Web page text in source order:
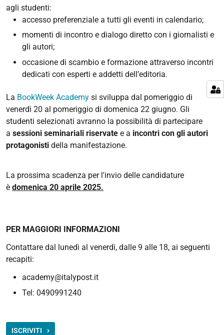
agli studenti:
accesso preferenziale a tutti gli eventi in calendario;
momenti di incontro e dialogo diretto con i giornalisti e
gli autori;
occasione di scambio e formazione attraverso incontri
dedicati con esperti e addetti dell’editoria.
La BookWeek Academy si sviluppa dal pomeriggio di
venerdì 20 al pomeriggio di domenica 22 giugno. Gli
studenti selezionati avranno la possibilità di partecipare
a sessioni seminariali riservate e a incontri con gli autori
protagonisti della manifestazione.
La prossima scadenza per l'invio delle candidature
è domenica 20 aprile 2025.
PER MAGGIORI INFORMAZIONI
Contattare dal lunedì al venerdì, dalle 9 alle 18, ai seguenti
recapiti:
academy@italypost.it
Tel: 0490991240
ISCRIVITI